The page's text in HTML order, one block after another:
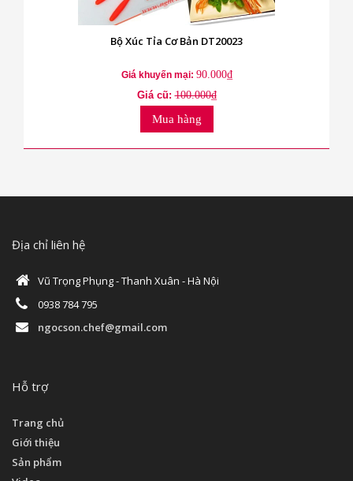
Bộ Xúc Tỉa Cơ Bản DT20023
Giá khuyến mại: 90.000₫
Giá cũ:100.000₫
Mua hàng
Địa chỉ liên hệ
Vũ Trọng Phụng - Thanh Xuân - Hà Nội
0938 784 795
ngocson.chef@gmail.com
Hỗ trợ
Trang chủ
Giới thiệu
Sản phẩm